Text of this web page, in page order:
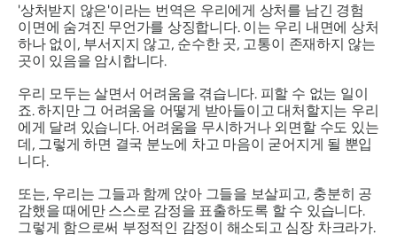
'상처받지 않은'이라는 번역은 우리에게 상처를 남긴 경험
이면에 숨겨진 무언가를 상징합니다. 이는 우리 내면에 상처
하나 없이, 부서지지 않고, 순수한 곳, 고통이 존재하지 않는
곳이 있음을 암시합니다.
우리 모두는 살면서 어려움을 겪습니다. 피할 수 없는 일이
죠. 하지만 그 어려움을 어떻게 받아들이고 대처할지는 우리
에게 달려 있습니다. 어려움을 무시하거나 외면할 수도 있는
데, 그렇게 하면 결국 분노에 차고 마음이 굳어지게 될 뿐입
니다.
또는, 우리는 그들과 함께 앉아 그들을 보살피고, 충분히 공
감했을 때에만 스스로 감정을 표출하도록 할 수 있습니다.
그렇게 함으로써 부정적인 감정이 해소되고 심장 차크라가.